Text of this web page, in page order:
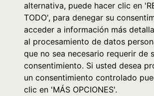
alternativa, puede hacer clic en
TODO', para denegar su
acceder a información más
al procesamiento de datos
que no sea necesario requerir de
consentimiento. Si usted desea
un consentimiento controlado
clic en 'MÁS OPCIONES'.